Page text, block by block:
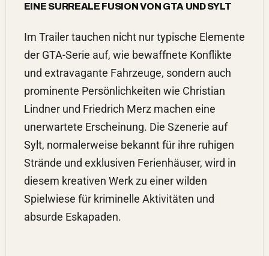
EINE SURREALE FUSION VON GTA UND SYLT
Im Trailer tauchen nicht nur typische Elemente
der GTA-Serie auf, wie bewaffnete Konflikte
und extravagante Fahrzeuge, sondern auch
prominente Persönlichkeiten wie Christian
Lindner und Friedrich Merz machen eine
unerwartete Erscheinung. Die Szenerie auf
Sylt, normalerweise bekannt für ihre ruhigen
Strände und exklusiven Ferienhäuser, wird in
diesem kreativen Werk zu einer wilden
Spielwiese für kriminelle Aktivitäten und
absurde Eskapaden.